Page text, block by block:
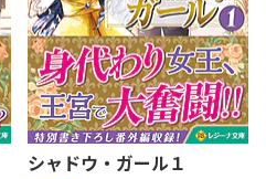
シャドウ・ガール１